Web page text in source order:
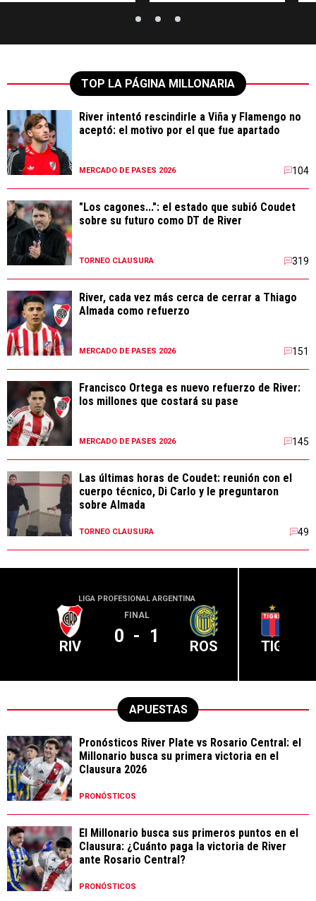
TOP LA PÁGINA MILLONARIA
River intentó rescindirle a Viña y Flamengo no
aceptó: el motivo por el que fue apartado
MERCADO DE PASES 2026 104
"Los cagones...": el estado que subió Coudet
sobre su futuro como DT de River
TORNEO CLAUSURA 319
River, cada vez más cerca de cerrar a Thiago
Almada como refuerzo
MERCADO DE PASES 2026 151
Francisco Ortega es nuevo refuerzo de River:
los millones que costará su pase
MERCADO DE PASES 2026 145
Las últimas horas de Coudet: reunión con el
cuerpo técnico, Di Carlo y le preguntaron
sobre Almada
TORNEO CLAUSURA 49
LIGA PROFESIONAL ARGENTINA
RIV
FINAL
0 - 1 ROS TIG
APUESTAS
Pronósticos River Plate vs Rosario Central: el
Millonario busca su primera victoria en el
Clausura 2026
PRONÓSTICOS
El Millonario busca sus primeros puntos en el
Clausura: ¿Cuánto paga la victoria de River
ante Rosario Central?
PRONÓSTICOS